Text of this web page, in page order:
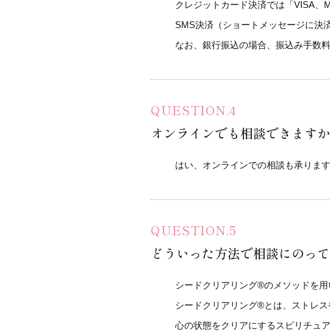
クレジットカード決済では「VISA、
SMS決済（ショートメッセージに決
なお、銀行振込の場合、振込み手数
オンラインでも相談できます
はい、オンラインでの相談も承ります
どういった方法で相談にのっ
シードクリアリング®のメソッドを用
シードクリアリング®とは、ストレ
心の状態をクリアにするスピリチュ